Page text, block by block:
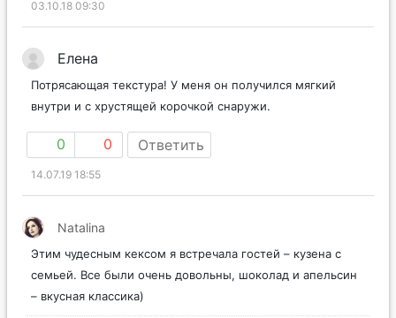
03.10.18 09:30
Елена
Потрясающая текстура! У меня он получился мягкий
внутри и с хрустящей корочкой снаружи.
0 0 Ответить
14.07.19 18:55
Natalina
Этим чудесным кексом я встречала гостей – кузена с
семьей. Все были очень довольны, шоколад и апельсин
– вкусная классика)